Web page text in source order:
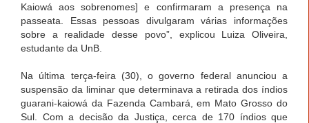
Kaiowá aos sobrenomes] e confirmaram a presença na
passeata. Essas pessoas divulgaram várias informações
sobre a realidade desse povo”, explicou Luiza Oliveira,
estudante da UnB.
Na última terça-feira (30), o governo federal anunciou a
suspensão da liminar que determinava a retirada dos índios
guarani-kaiowá da Fazenda Cambará, em Mato Grosso do
Sul. Com a decisão da Justiça, cerca de 170 índios que